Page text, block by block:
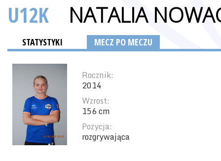
U12K NATALIA
STATYSTYKI MECZ PO MECZU
Rocznik:
2014
Wzrost:
156 cm
Pozycja:
rozgrywająca